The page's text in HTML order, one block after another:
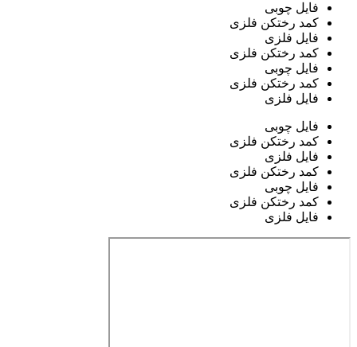
فایل چوبی
کمد رختکن فلزی
فایل فلزی
کمد رختکن فلزی
فایل چوبی
کمد رختکن فلزی
فایل فلزی
فایل چوبی
کمد رختکن فلزی
فایل فلزی
کمد رختکن فلزی
فایل چوبی
کمد رختکن فلزی
فایل فلزی